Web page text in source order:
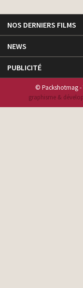
NOS DERNIERS FILMS
NEWS
PUBLICITÉ
© Packshotmag -
graphisme &